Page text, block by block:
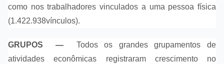
como nos trabalhadores vinculados a uma pessoa física
(1.422.938vínculos).
GRUPOS —
Todos os grandes grupamentos de
atividades econômicas registraram crescimento no